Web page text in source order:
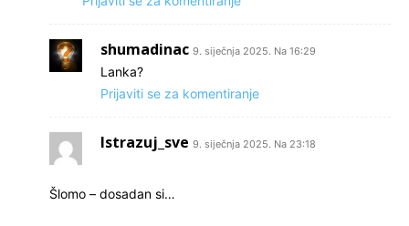
shumadinac 9. siječnja 2025. Na 16:29
Lanka?
Prijaviti se za komentiranje
Istrazuj_sve 9. siječnja 2025. Na 23:18
Šlomo – dosadan si…